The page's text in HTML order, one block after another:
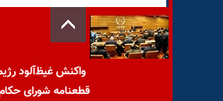
واکنش غیظ‌آلود
قطعنامه شورای